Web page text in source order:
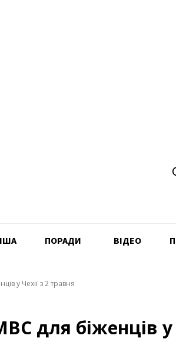
ПОРАДИ ВІДЕО
у Чехії з 2 травня
для біженців у